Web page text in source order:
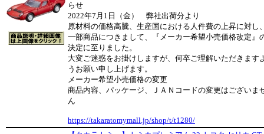
らせ
2022年7月1日（金） 弊社出荷分より
原材料の価格高騰、生産国における人件費の上昇に対し
一部商品につきまして、『メーカー希望小売価格改定』
決定に至りました。
大変ご迷惑をお掛けしますが、何卒ご理解いただきます
うお願い申し上げます。
メーカー希望小売価格の変更
商品内容、パッケージ、ＪＡＮコードの変更はございま
ん
https://takaratomymall.jp/shop/t/t1280/